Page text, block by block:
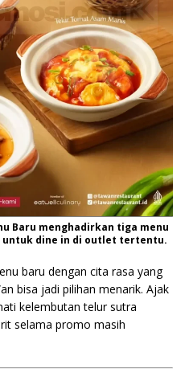
Baru menghadirkan tiga menu
untuk dine in di outlet tertentu.
baru dengan cita rasa yang
bisa jadi pilihan menarik. Ajak
kelembutan telur sutra
selama promo masih